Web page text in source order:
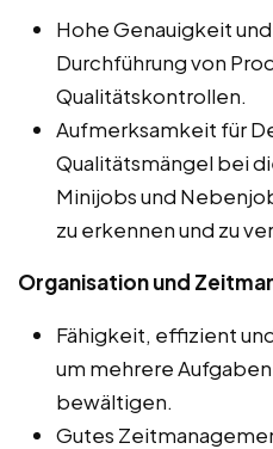
Hohe Genauigkeit
Durchführung von
Qualitätskontrollen.
Aufmerksamkeit für
Qualitätsmängel bei
Minijobs und
zu erkennen und zu
Organisation und
Fähigkeit, effizient
um mehrere
bewältigen.
Gutes